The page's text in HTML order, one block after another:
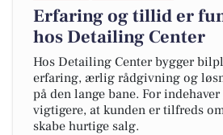
Erfaring og tillid er
hos Detailing Center
Hos Detailing Center bygger
erfaring, ærlig rådgivning og
på den lange bane. For
vigtigere, at kunden er tilfreds
skabe hurtige salg.